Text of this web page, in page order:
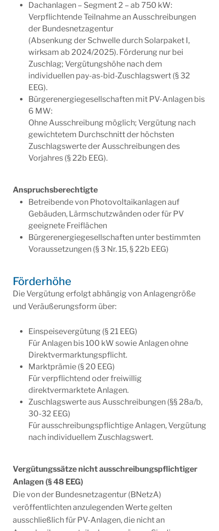
Dachanlagen – Segment 2 – ab 750 kW:
Verpflichtende Teilnahme an Ausschreibungen
der Bundesnetzagentur
(Absenkung der Schwelle durch Solarpaket I,
wirksam ab 2024/2025). Förderung nur bei
Zuschlag; Vergütungshöhe nach dem
individuellen pay-as-bid-Zuschlagswert (§ 32
EEG).
Bürgerenergiegesellschaften mit PV-Anlagen bis
6 MW:
Ohne Ausschreibung möglich; Vergütung nach
gewichtetem Durchschnitt der höchsten
Zuschlagswerte der Ausschreibungen des
Vorjahres (§ 22b EEG).
Anspruchsberechtigte
Betreibende von Photovoltaikanlagen auf
Gebäuden, Lärmschutzwänden oder für PV
geeignete Freiflächen
Bürgerenergiegesellschaften unter bestimmten
Voraussetzungen (§ 3 Nr. 15, § 22b EEG)
Förderhöhe
Die Vergütung erfolgt abhängig von Anlagengröße
und Veräußerungsform über:
Einspeisevergütung (§ 21 EEG)
Für Anlagen bis 100 kW sowie Anlagen ohne
Direktvermarktungspflicht.
Marktprämie (§ 20 EEG)
Für verpflichtend oder freiwillig
direktvermarktete Anlagen.
Zuschlagswerte aus Ausschreibungen (§§ 28a/b,
30-32 EEG)
Für ausschreibungspflichtige Anlagen, Vergütung
nach individuellem Zuschlagswert.
Vergütungssätze nicht ausschreibungspflichtiger
Anlagen (§ 48 EEG)
Die von der Bundesnetzagentur (BNetzA)
veröffentlichten anzulegenden Werte gelten
ausschließlich für PV-Anlagen, die nicht an